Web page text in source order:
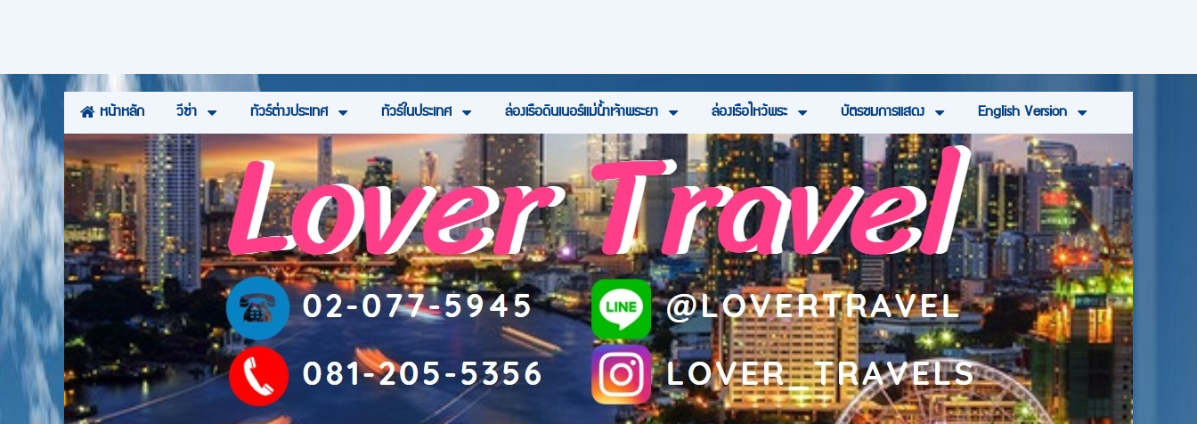
หน้าหลัก วีซ่า ทัวร์ต่างประเทศ ทัวร์ในประเทศ ล่องเรือดินเนอร์แม่น้ำเจ้าพระยา ล่องเรือไหว้พระ บัตรชมการแสดง English Version